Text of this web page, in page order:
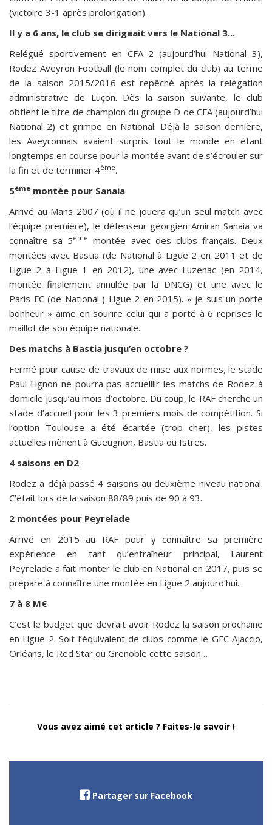
(victoire 3-1 après prolongation).
Il y a 6 ans, le club se dirigeait vers le National 3...
Relégué sportivement en CFA 2 (aujourd’hui National 3),
Rodez Aveyron Football (le nom complet du club) au terme
de la saison 2015/2016 est repêché après la relégation
administrative de Luçon. Dès la saison suivante, le club
obtient le titre de champion du groupe D de CFA (aujourd’hui
National 2) et grimpe en National. Déjà la saison dernière,
les Aveyronnais avaient surpris tout le monde en étant
longtemps en course pour la montée avant de s’écrouler sur
la fin et de terminer 4ème.
5ème montée pour Sanaia
Arrivé au Mans 2007 (où il ne jouera qu’un seul match avec
l’équipe première), le défenseur géorgien Amiran Sanaia va
connaître sa 5ème montée avec des clubs français. Deux
montées avec Bastia (de National à Ligue 2 en 2011 et de
Ligue 2 à Ligue 1 en 2012), une avec Luzenac (en 2014,
montée finalement annulée par la DNCG) et une avec le
Paris FC (de National ) Ligue 2 en 2015). « je suis un porte
bonheur » aime en sourire celui qui a porté à 6 reprises le
maillot de son équipe nationale.
Des matchs à Bastia jusqu’en octobre ?
Fermé pour cause de travaux de mise aux normes, le stade
Paul-Lignon ne pourra pas accueillir les matchs de Rodez à
domicile jusqu’au mois d’octobre. Du coup, le RAF cherche un
stade d’accueil pour les 3 premiers mois de compétition. Si
l’option Toulouse a été écartée (trop cher), les pistes
actuelles mènent à Gueugnon, Bastia ou Istres.
4 saisons en D2
Rodez a déjà passé 4 saisons au deuxième niveau national.
C’était lors de la saison 88/89 puis de 90 à 93.
2 montées pour Peyrelade
Arrivé en 2015 au RAF pour y connaître sa première
expérience en tant qu’entraîneur principal, Laurent
Peyrelade a fait monter le club en National en 2017, puis se
prépare à connaître une montée en Ligue 2 aujourd’hui.
7 à 8 M€
C’est le budget que devrait avoir Rodez la saison prochaine
en Ligue 2. Soit l’équivalent de clubs comme le GFC Ajaccio,
Orléans, le Red Star ou Grenoble cette saison…
Vous avez aimé cet article ? Faites-le savoir !
Partager sur Facebook